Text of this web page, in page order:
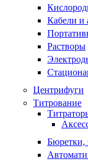
Кабели и
Растворы
Центрифуги
Титрование
Бюретки,